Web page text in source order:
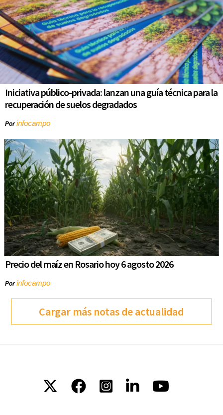
Iniciativa público-privada: lanzan una guía técnica para la
recuperación de suelos degradados
Porinfocampo
Precio del maíz en Rosario hoy 6 agosto 2026
Porinfocampo
Cargar más notas de actualidad